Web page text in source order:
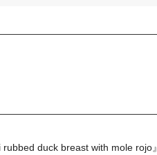
duck breast with mole rojo』